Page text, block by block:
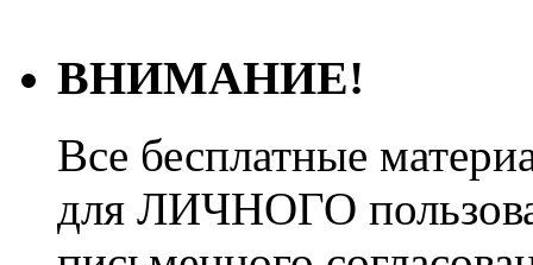
ВНИМАНИЕ!
Все бесплатные
для ЛИЧНОГО